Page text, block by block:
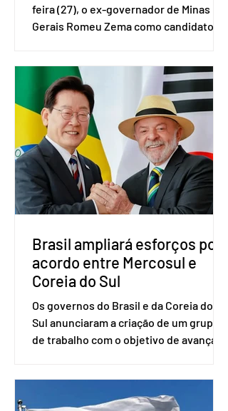
feira (27), o ex-governador de Minas
Gerais Romeu Zema como candidato à
Brasília. O Novo ainda não definiu quem
vai compor a chapa como candidato a
vice-presidente. A convenção contou
com a presença do presidente nacional
do partido, Eduardo Ribeiro, e do
senador Eduardo Girão, filiado ao Novo
desde fevereiro de 2023. Formado em
administração de empresas pela
Fundaç
Brasil ampliará esforços por
acordo entre Mercosul e
Coreia do Sul
Os governos do Brasil e da Coreia do
Sul anunciaram a criação de um grupo
de trabalho com o objetivo de avançar
Uruguai, além de outros países